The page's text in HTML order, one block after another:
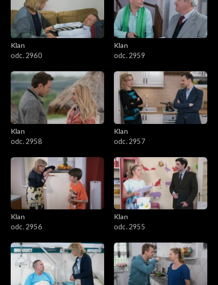
Klan
odc. 2960
Klan
odc. 2959
Klan
odc. 2958
Klan
odc. 2957
Klan
odc. 2956
Klan
odc. 2955